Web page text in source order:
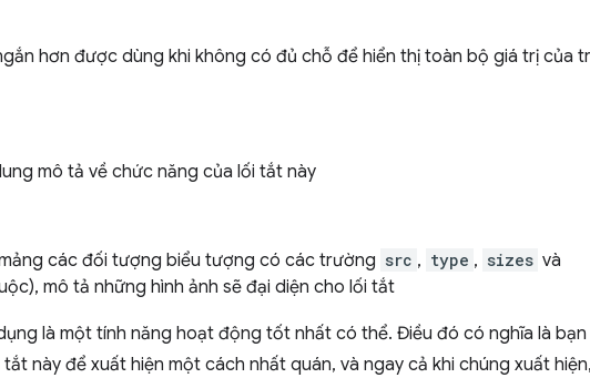
hơn được dùng khi không có đủ chỗ để hiển thị toàn bộ giá trị của
mô tả về chức năng của lối tắt này
các đối tượng biểu tượng có các trường src , type , sizes và
mô tả những hình ảnh sẽ đại diện cho lối tắt
là một tính năng hoạt động tốt nhất có thể. Điều đó có nghĩa là bạn
này để xuất hiện một cách nhất quán, và ngay cả khi chúng xuất